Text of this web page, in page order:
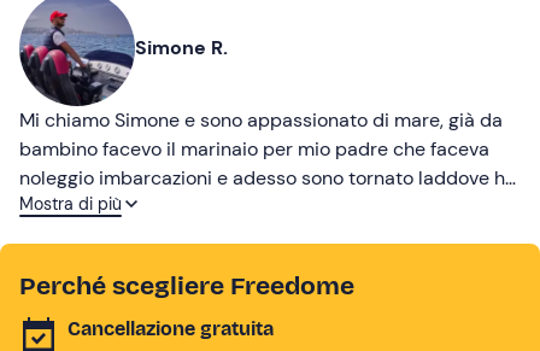
Simone R.
Mi chiamo Simone e sono appassionato di mare, già da
bambino facevo il marinaio per mio padre che faceva
noleggio imbarcazioni e adesso sono tornato laddove ho
lasciato il cuore.
Mostra di più
Perché scegliere Freedome
Cancellazione gratuita